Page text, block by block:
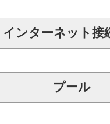
インターネット接
プール